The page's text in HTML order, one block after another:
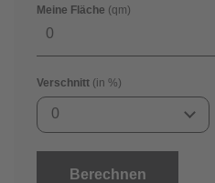
Meine Fläche (qm)
Verschnitt (in %)
0
Berechnen